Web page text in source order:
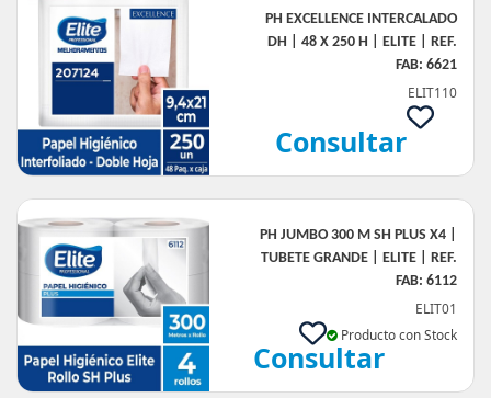
PH EXCELLENCE INTERCALADO
DH | 48 X 250 H | ELITE | REF.
FAB: 6621
ELIT110
Consultar
PH JUMBO 300 M SH PLUS X4 |
TUBETE GRANDE | ELITE | REF.
FAB: 6112
ELIT01
Producto con Stock
Consultar